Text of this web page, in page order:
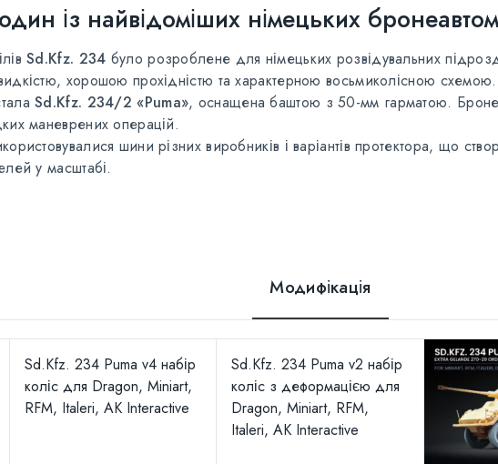
із найвідоміших німецьких
Sd.Kfz. 234 було розроблене для німецьких розвідувальних
хорошою прохідністю та характерною восьмиколісною схемою.
Sd.Kfz. 234/2 «Puma», оснащена баштою з 50-мм гарматою.
маневрених операцій.
шини різних виробників і варіантів протектора, що
у масштабі.
Модифікація
Sd.Kfz. 234 Puma v4 набір
коліс для Dragon, Miniart,
RFM, Italeri, AK Interactive
Sd.Kfz. 234 Puma v2 набір
коліс з деформацією для
Dragon, Miniart, RFM,
Italeri, AK Interactive